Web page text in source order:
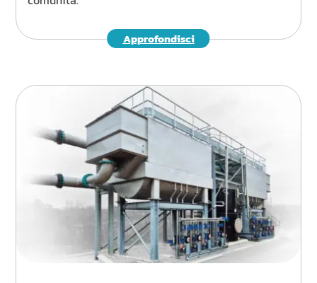
Approfondisci